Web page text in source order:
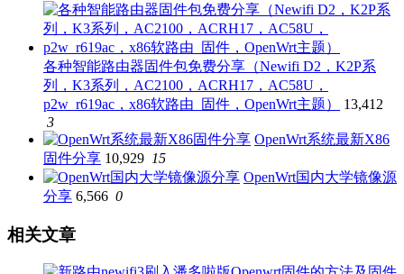
各种智能路由器固件包免费分享（Newifi D2，K2P系
列，K3系列，AC2100，ACRH17，AC58U，
p2w_r619ac，x86软路由_固件，OpenWrt主题）
13,412
3
OpenWrt系统最新X86
固件分享 10,929 15
OpenWrt国内大学镜像源
分享 6,566 0
相关文章